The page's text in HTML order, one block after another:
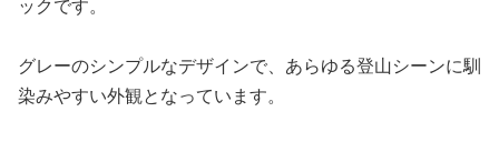
ックです。
グレーのシンプルなデザインで、あらゆる登山シーンに馴
染みやすい外観となっています。